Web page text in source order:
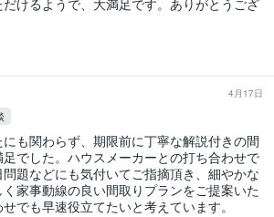
けるようで、大満足です。ありがとうござ
4月17日
も関わらず、期限前に丁寧な解説付きの間
でした。ハウスメーカーとの打ち合わせで
題などにも気付いてご指摘頂き、細やかな
家事動線の良い間取りプランをご提案いた
でも早速役立てたいと考えています。